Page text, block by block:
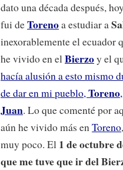
dato una década después,
fui deTorenoa estudiar a
inexorablemente el ecuador
he vivido en elBierzoy el
hacía alusión a esto mismo
de dar en mi pueblo,Toreno
Juan. Lo que comenté por
aún he vivido más enToreno
muy poco. El 1 de octubre
que me tuve que ir del